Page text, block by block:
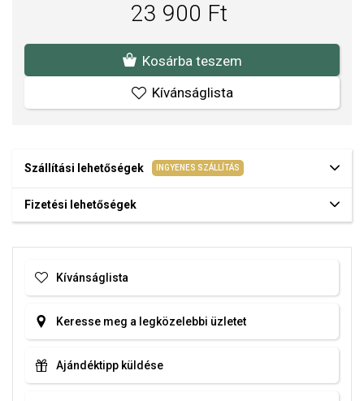
23 900 Ft
Kosárba teszem
Kívánságlista
Szállítási lehetőségek INGYENES SZÁLLÍTÁS
Fizetési lehetőségek
Kívánságlista
Keresse meg a legközelebbi üzletet
Ajándéktipp küldése